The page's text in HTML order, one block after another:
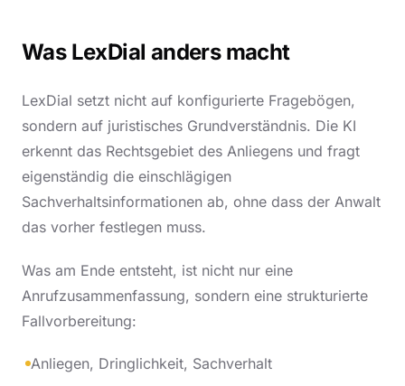
Was LexDial anders macht
LexDial setzt nicht auf konfigurierte Fragebögen,
sondern auf juristisches Grundverständnis. Die KI
erkennt das Rechtsgebiet des Anliegens und fragt
eigenständig die einschlägigen
Sachverhaltsinformationen ab, ohne dass der Anwalt
das vorher festlegen muss.
Was am Ende entsteht, ist nicht nur eine
Anrufzusammenfassung, sondern eine strukturierte
Fallvorbereitung:
Anliegen, Dringlichkeit, Sachverhalt